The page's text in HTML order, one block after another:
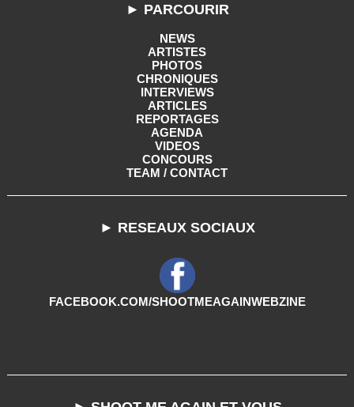
► PARCOURIR
NEWS
ARTISTES
PHOTOS
CHRONIQUES
INTERVIEWS
ARTICLES
REPORTAGES
AGENDA
VIDEOS
CONCOURS
TEAM / CONTACT
► RESEAUX SOCIAUX
FACEBOOK.COM/SHOOTMEAGAINWEBZINE